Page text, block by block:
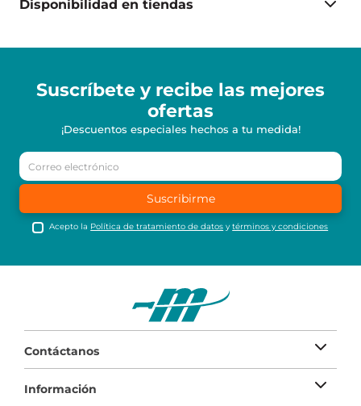
Disponibilidad en tiendas
Suscríbete y recibe las mejores
ofertas
¡Descuentos especiales hechos a tu medida!
Suscribirme
Acepto la Política de tratamiento de datos ytérminos y condiciones
Contáctanos
Información